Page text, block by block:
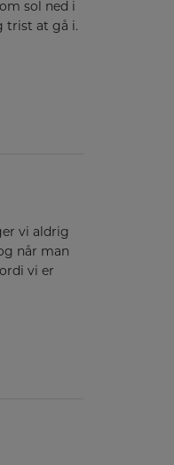
sol ned i
trist at gå i.
vi aldrig
når man
vi er